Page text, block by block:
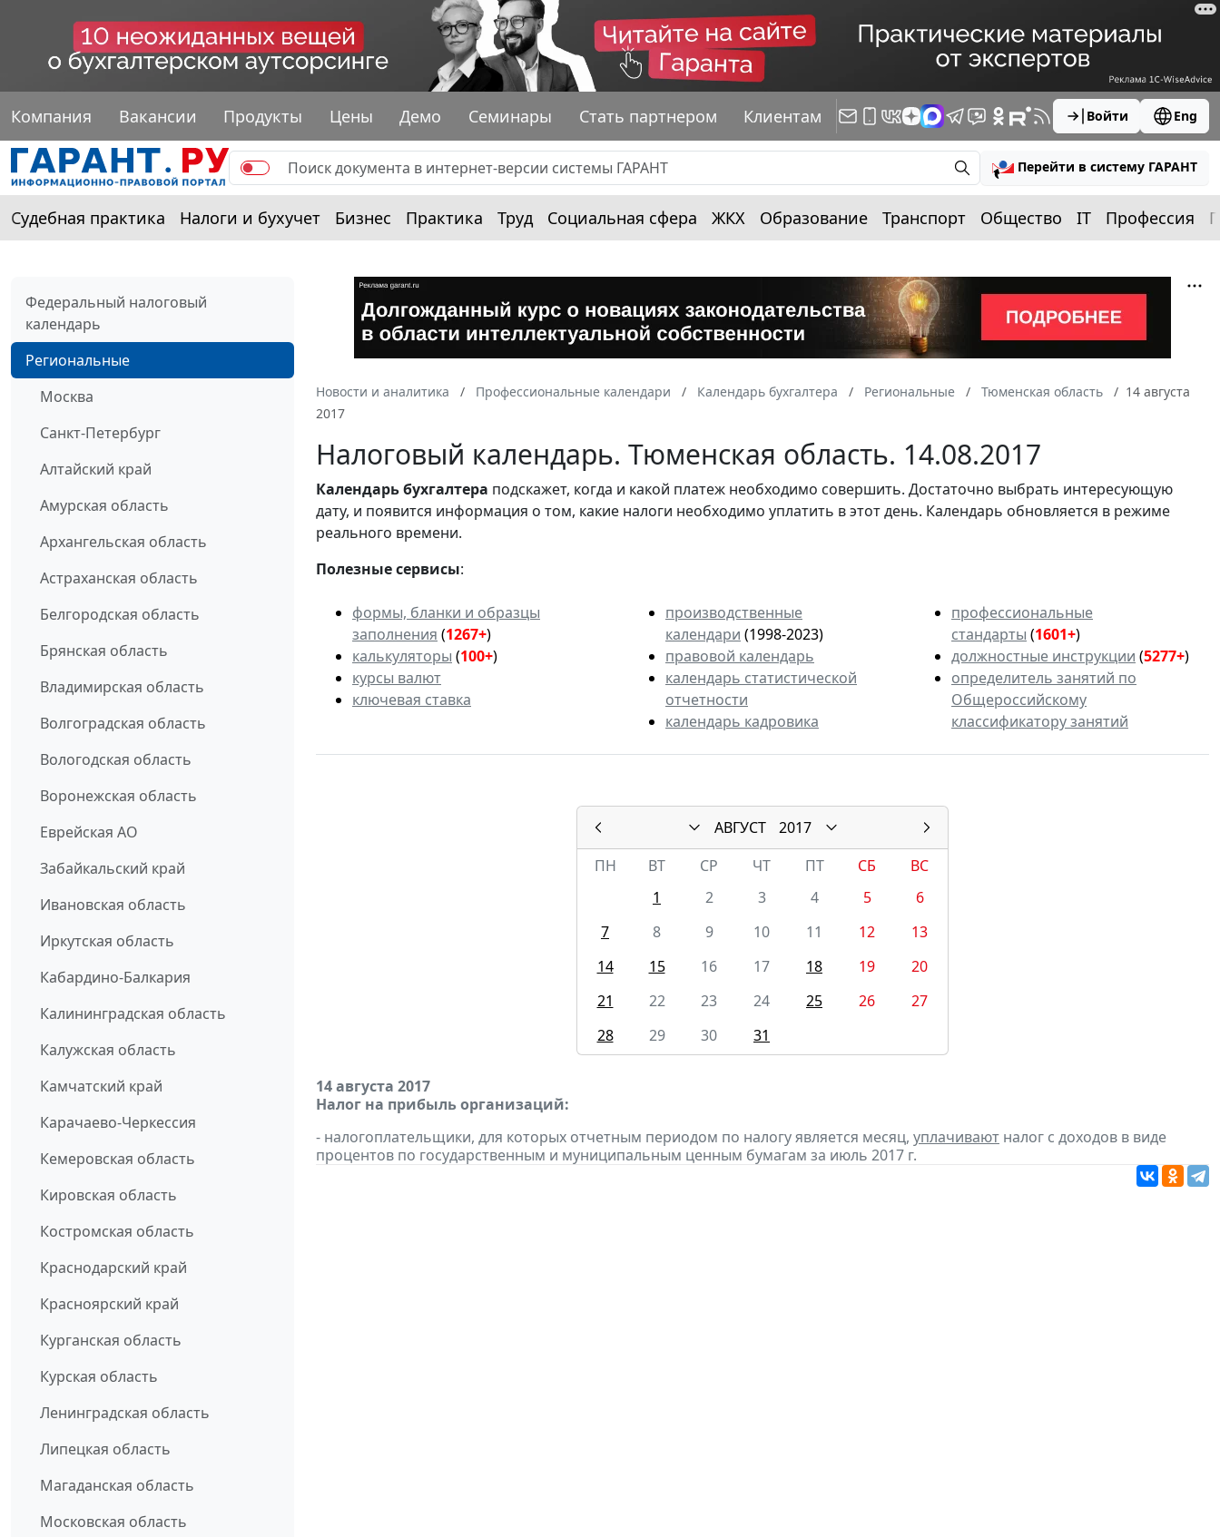
Компания Вакансии Продукты Цены Демо Семинары Стать партнером Клиентам Войти Eng
Перейти в систему ГАРАНТ
Судебная практика Налоги и бухучет Бизнес Практика Труд Социальная сфера ЖКХ Образование Транспорт Общество IT Профессия
Федеральный налоговый
календарь
Региональные
Москва
Санкт-Петербург
Алтайский край
Амурская область
Архангельская область
Астраханская область
Белгородская область
Брянская область
Владимирская область
Волгоградская область
Вологодская область
Воронежская область
Еврейская АО
Забайкальский край
Ивановская область
Иркутская область
Кабардино-Балкария
Калининградская область
Калужская область
Камчатский край
Карачаево-Черкессия
Кемеровская область
Кировская область
Костромская область
Краснодарский край
Красноярский край
Курганская область
Курская область
Ленинградская область
Липецкая область
Магаданская область
Московская область
Новости и аналитика Профессиональные календари Календарь бухгалтера Региональные Тюменская область
14 августа
2017
Налоговый календарь. Тюменская область. 14.08.2017
Календарьбухгалтера подскажет, когда и какой платеж необходимо совершить. Достаточно выбрать интересующую
дату, и появится информация о том, какие налоги необходимо уплатить в этот день. Календарь обновляется в режиме
реального времени.
Полезные сервисы:
формы, бланки и образцы
заполнения (1267+)
калькуляторы (100+)
курсы валют
ключевая ставка
производственные
календари (1998-2023)
правовой календарь
календарь статистической
отчетности
календарь кадровика
профессиональные
стандарты (1601+)
должностные инструкции (5277+)
определитель занятий по
Общероссийскому
классификатору занятий
АВГУСТ
2017
ПН
ВТ СР ЧТ ПТ СБ
ВС
1
2 3 4 5
6
7
8 9 10 11 12
13
14
15 16 17 18 19
20
21
22 23 24 25 26
27
28
29 30 31
14 августа 2017
Налог на прибыль организаций:
- налогоплательщики, для которых отчетным периодом по налогу является месяц, уплачивают налог с доходов в виде
процентов по государственным и муниципальным ценным бумагам за июль 2017 г.